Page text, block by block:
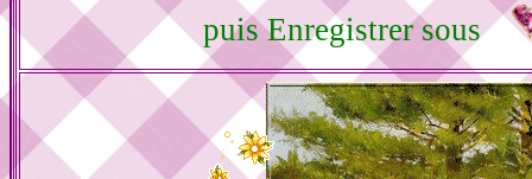
puis Enregistrer sous